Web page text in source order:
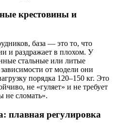
крестовины и
база — это то, что
и раздражает в плохом. У
стальные или литые
от модели они
порядка 120–150 кг. Это
не «гуляет» и не требует
не сломать».
плавная регулировка